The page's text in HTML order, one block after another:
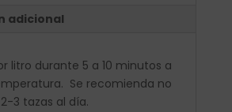
adicional
litro durante 5 a 10 minutos a
Se recomienda no
3 tazas al día.